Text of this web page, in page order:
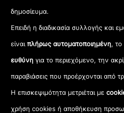
δημοσίευμα.
Επειδή η διαδικασία συλλογής και
είναιπλήρως αυτοματοποιημένη,
ευθύνη για το περιεχόμενο, την
παραβιάσεις που προέρχονται από
Η επισκεψιμότητα μετριέται με
χρήση cookies ή αποθήκευση